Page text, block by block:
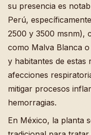
su presencia es
Perú,
2500 y 3500 msnm),
como Malva Blanca
y habitantes de estas
afecciones
mitigar procesos
hemorragias.
En México, la planta